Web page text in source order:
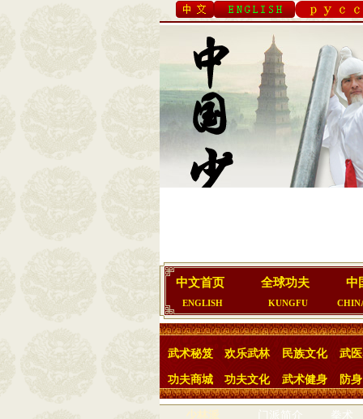
中文首页
ENGLISH
全球功夫
KUNGFU
中
武术秘笈 欢乐武林 民族文化 武
功夫商城 功夫文化 武术健身 防
少林派 门派简介 拳术